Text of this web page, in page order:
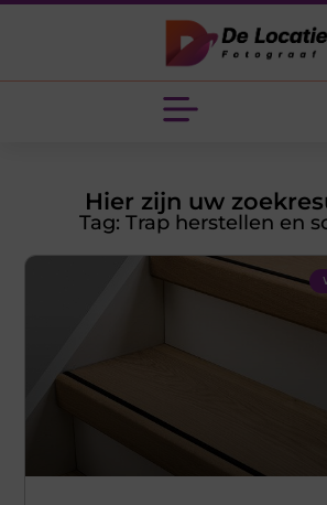
Hier zijn uw
Tag: Trap herstellen en